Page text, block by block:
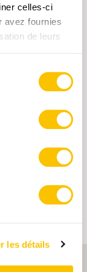
celles-ci
avez fournies
de leurs
les détails
l'ajouter à
contenus
clés ne